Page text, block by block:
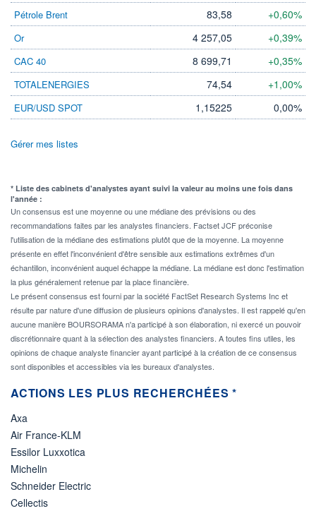
Pétrole Brent 83,58 +0,60%
Or 4 257,05 +0,39%
CAC 40 8 699,71 +0,35%
TOTALENERGIES 74,54 +1,00%
EUR/USD SPOT 1,15225 0,00%
Gérer mes listes
* Liste des cabinets d'analystes ayant suivi la valeur au moins une fois dans
l'année :
Un consensus est une moyenne ou une médiane des prévisions ou des
recommandations faites par les analystes financiers. Factset JCF préconise
l'utilisation de la médiane des estimations plutôt que de la moyenne. La moyenne
présente en effet l'inconvénient d'être sensible aux estimations extrêmes d'un
échantillon, inconvénient auquel échappe la médiane. La médiane est donc l'estimation
la plus généralement retenue par la place financière.
Le présent consensus est fourni par la société FactSet Research Systems Inc et
résulte par nature d'une diffusion de plusieurs opinions d'analystes. Il est rappelé qu'en
aucune manière BOURSORAMA n'a participé à son élaboration, ni exercé un pouvoir
discrétionnaire quant à la sélection des analystes financiers. A toutes fins utiles, les
opinions de chaque analyste financier ayant participé à la création de ce consensus
sont disponibles et accessibles via les bureaux d'analystes.
ACTIONS LES PLUS RECHERCHÉES *
Axa
Air France-KLM
Essilor Luxxotica
Michelin
Schneider Electric
Cellectis